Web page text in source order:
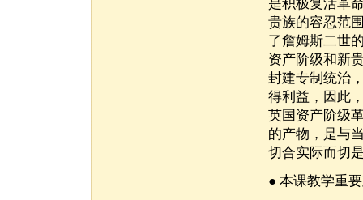
是积极复活革
贵族的容忍范
了詹姆斯二世
资产阶级和新
封建专制统治
得利益，因此
英国资产阶级
的产物，是与
切合实际而切
● 本课教学重